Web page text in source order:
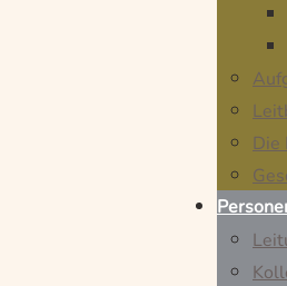
Die